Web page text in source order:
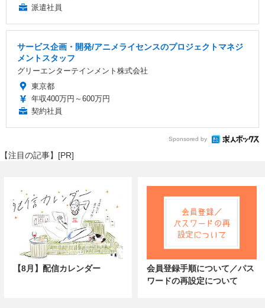
派遣社員
サービス企画・開発/アニメライセンスのプロジェクトマネジ
メントスタッフ
グリーエンターテインメント株式会社
東京都
年収400万円～600万円
契約社員
Sponsored by
【注目の記事】[PR]
【8月】配信カレンダー
会員登録手順について／パス
ワードの再設定について